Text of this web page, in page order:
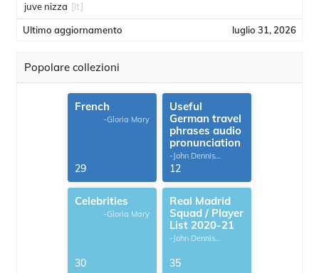
juve nizza [it]
Ultimo aggiornamento luglio 31, 2026
Popolare collezioni
French
-Gloria Mary
29
Useful
German travel
phrases audio
pronunciation
-John Dennis
G.Thomas
12
Celebrities
-Gloria Mary
30
Real Madrid
Squad / Player
List 2020-21
-John Dennis
35